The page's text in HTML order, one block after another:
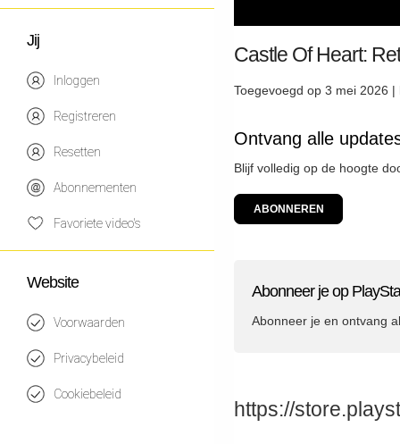
Jij
Inloggen
Registreren
Resetten
Abonnementen
Favoriete video's
Website
Voorwaarden
Privacybeleid
Cookiebeleid
Castle Of Heart:
Toegevoegd op 3 mei 2026 |
Ontvang alle
Blijf volledig op de hoogte
ABONNEREN
Abonneer je op
Abonneer je en ontvang
https://